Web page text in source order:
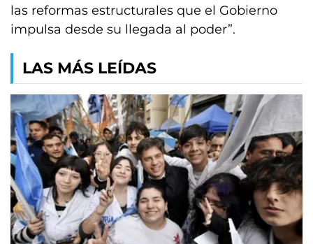
las reformas estructurales que el Gobierno
impulsa desde su llegada al poder”.
LAS MÁS LEÍDAS